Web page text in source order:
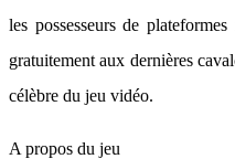
les possesseurs de
gratuitement aux dernières
célèbre du jeu vidéo.
A propos du jeu